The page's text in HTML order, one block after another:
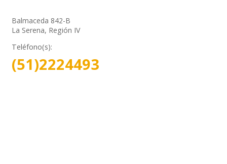
Balmaceda 842-B
La Serena, Región IV
Teléfono(s):
(51)2224493